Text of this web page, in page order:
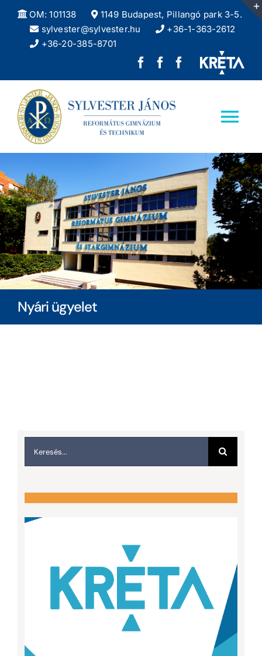
Kihagyás
OM: 101138 1149 Budapest, Pillangó park 3-5.
sylvester@sylvester.hu
+36-1-363-2612
+36-20-385-8701
Sylvester
Református
facebook
oldala
REFlex,
Sylvester
Sylvester
facebook
Iskolánkról
Felvételizőknek
Diákoknak
Szülőknek
Nyári ügyelet